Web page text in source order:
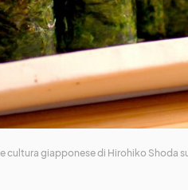
cultura giapponese di Hirohiko Shoda